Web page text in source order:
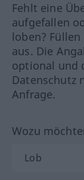
Fehlt eine
aufgefallen
loben?
aus. Die
optional und
Datenschutz
Anfrage.
Wozu